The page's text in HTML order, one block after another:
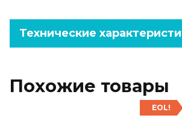
Технические
Похожие товары
EOL!